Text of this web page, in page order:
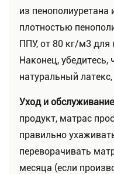
из
плотностью
ППУ, от 80 кг/м3
Наконец, убедитесь,
натуральный
Уход и обслуживание
продукт, матрас
правильно
переворачивать
месяца (если